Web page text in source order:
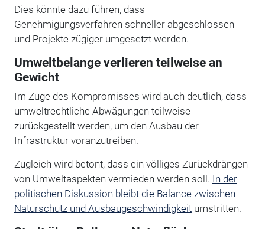
Dies könnte dazu führen, dass
Genehmigungsverfahren schneller abgeschlossen
und Projekte zügiger umgesetzt werden.
Umweltbelange verlieren teilweise an
Gewicht
Im Zuge des Kompromisses wird auch deutlich, dass
umweltrechtliche Abwägungen teilweise
zurückgestellt werden, um den Ausbau der
Infrastruktur voranzutreiben.
Zugleich wird betont, dass ein völliges Zurückdrängen
von Umweltaspekten vermieden werden soll. In der
politischen Diskussion bleibt die Balance zwischen
Naturschutz und Ausbaugeschwindigkeitumstritten.